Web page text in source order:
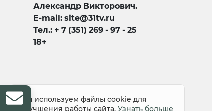
Александр Викторович.
E-mail: site@31tv.ru
Тел.: + 7 (351) 269 - 97 - 25
18+
© 2008-2026 Все права защищены
Мы используем файлы cookie для
улучшения работы сайта. Узнать больше